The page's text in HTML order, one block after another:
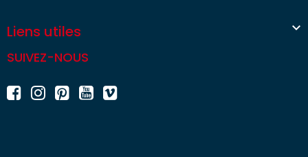
Liens utiles 
SUIVEZ-NOUS